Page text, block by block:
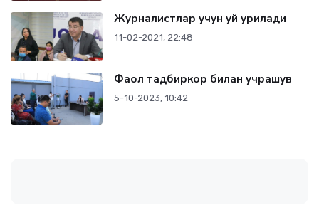
Журналистлар учун уй қурилади
11-02-2021, 22:48
Фаол тадбиркор билан учрашув
5-10-2023, 10:42